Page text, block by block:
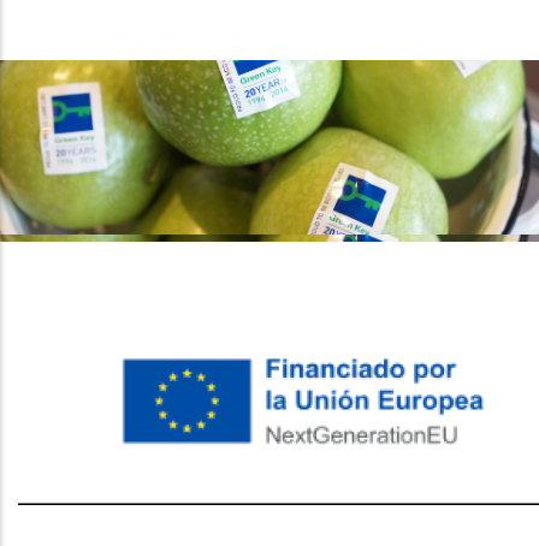
레딧 다운로드coloring pages printableinstagram reels